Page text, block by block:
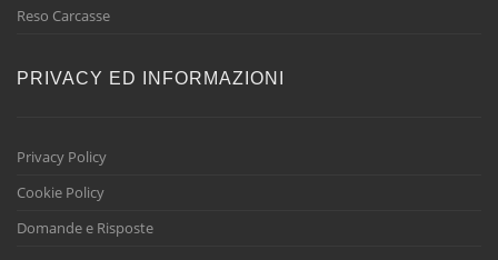
Reso Carcasse
PRIVACY ED INFORMAZIONI
Privacy Policy
Cookie Policy
Domande e Risposte